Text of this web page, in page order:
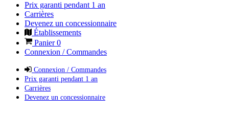
Prix garanti pendant 1 an
Carrières
Devenez un concessionnaire
Établissements
Panier0
Connexion / Commandes
Connexion / Commandes
Prix garanti pendant 1 an
Carrières
Devenez un concessionnaire